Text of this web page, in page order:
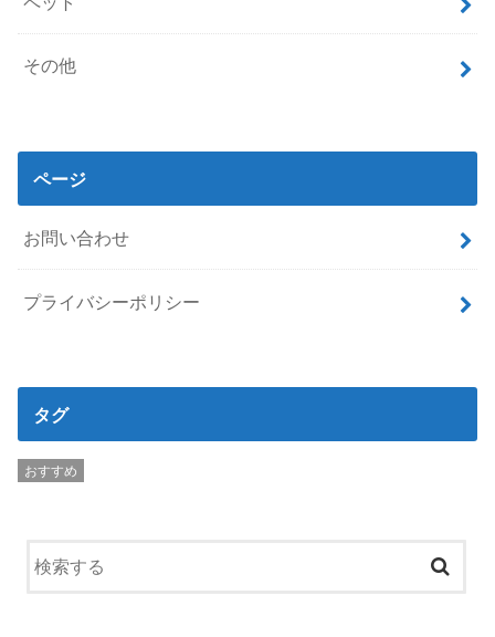
その他
ページ
お問い合わせ
プライバシーポリシー
タグ
おすすめ